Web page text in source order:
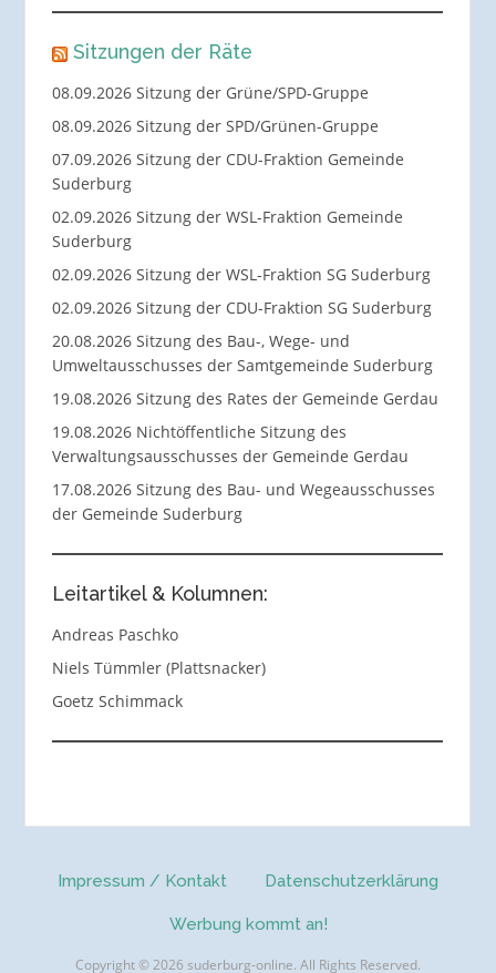
Sitzungen der Räte
08.09.2026 Sitzung der Grüne/SPD-Gruppe
08.09.2026 Sitzung der SPD/Grünen-Gruppe
07.09.2026 Sitzung der CDU-Fraktion Gemeinde
Suderburg
02.09.2026 Sitzung der WSL-Fraktion Gemeinde
Suderburg
02.09.2026 Sitzung der WSL-Fraktion SG Suderburg
02.09.2026 Sitzung der CDU-Fraktion SG Suderburg
20.08.2026 Sitzung des Bau-, Wege- und
Umweltausschusses der Samtgemeinde Suderburg
19.08.2026 Sitzung des Rates der Gemeinde Gerdau
19.08.2026 Nichtöffentliche Sitzung des
Verwaltungsausschusses der Gemeinde Gerdau
17.08.2026 Sitzung des Bau- und Wegeausschusses
der Gemeinde Suderburg
Leitartikel & Kolumnen:
Andreas Paschko
Niels Tümmler (Plattsnacker)
Goetz Schimmack
Impressum / Kontakt Datenschutzerklärung
Werbung kommt an!
Copyright © 2026 suderburg-online. All Rights Reserved.